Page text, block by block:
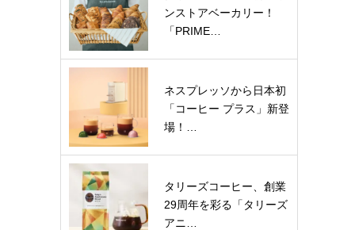
ンストアベーカリー！
「PRIME…
ネスプレッソから日本初
「コーヒー プラス」新登
場！…
タリーズコーヒー、創業
29周年を彩る「タリーズ
アニ…